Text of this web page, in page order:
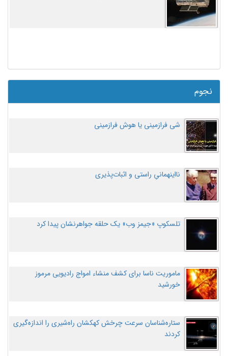
نجوم
شی فرازمینی یا هوش فرازمینی
نااینهمانیِ راستی و اثبات‌پذیری
تلسکوپ «جیمز وب» یک حلقه جواهرنشان پیدا کرد
ماموریت ناسا برای کشف منشاء امواج رادیویی مرموز
خورشید
ستاره‌شناسان سرعت چرخش کهکشان راه‌شیری را اندازه‌گیری
کردند